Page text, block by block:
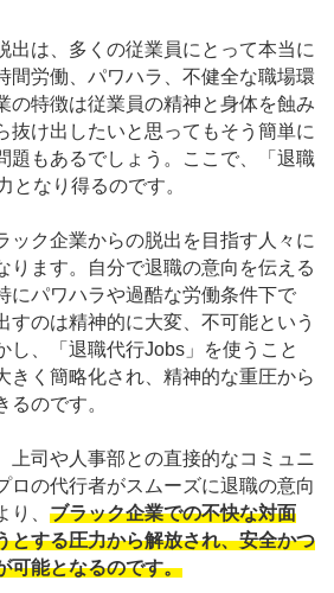
出は、多くの従業員にとって本当に
間労働、パワハラ、不健全な職場環
の特徴は従業員の精神と身体を蝕み
抜け出したいと思ってもそう簡単に
題もあるでしょう。ここで、「退職
となり得るのです。
ック企業からの脱出を目指す人々に
ります。自分で退職の意向を伝える
にパワハラや過酷な労働条件下で
すのは精神的に大変、不可能という
し、「退職代行Jobs」を使うこと
きく簡略化され、精神的な重圧から
るのです。
上司や人事部との直接的なコミュニ
ロの代行者がスムーズに退職の意向
り、 ブラック企業での不快な対面
とする圧力から解放され、安全かつ
可能となるのです。